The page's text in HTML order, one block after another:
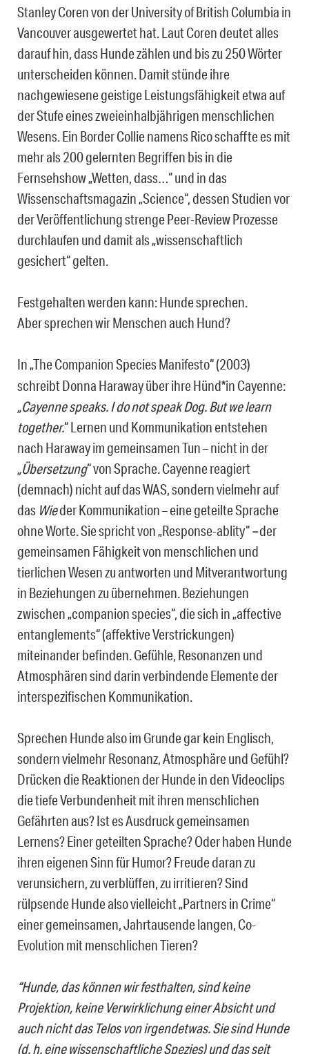
Stanley Coren von der University of British Columbia in
Vancouver ausgewertet hat. Laut Coren deutet alles
darauf hin, dass Hunde zählen und bis zu 250 Wörter
unterscheiden können. Damit stünde ihre
nachgewiesene geistige Leistungsfähigkeit etwa auf
der Stufe eines zweieinhalbjährigen menschlichen
Wesens. Ein Border Collie namens Rico schaffte es mit
mehr als 200 gelernten Begriffen bis in die
Fernsehshow „Wetten, dass…“ und in das
Wissenschaftsmagazin „Science“, dessen Studien vor
der Veröffentlichung strenge Peer-Review Prozesse
durchlaufen und damit als „wissenschaftlich
gesichert“ gelten.
Festgehalten werden kann: Hunde sprechen.
Aber sprechen wir Menschen auch Hund?
In„The Companion Species Manifesto“ (2003)
schreibt Donna Haraway über ihre Hünd*in Cayenne:
„Cayenne speaks. I do not speak Dog. But we learn
together.“ Lernen und Kommunikation entstehen
nach Haraway im gemeinsamen Tun – nicht in der
„Übersetzung“ von Sprache. Cayenne reagiert
(demnach) nicht auf das WAS, sondern vielmehr auf
das Wieder Kommunikation – eine geteilte Sprache
ohne Worte. Sie spricht von „Response-ablity“–der
gemeinsamen Fähigkeit von menschlichen und
tierlichen Wesen zu antworten und Mitverantwortung
in Beziehungen zu übernehmen. Beziehungen
zwischen „companion species“, die sich in „affective
entanglements“ (affektive Verstrickungen)
miteinander befinden. Gefühle, Resonanzen und
Atmosphären sind darin verbindende Elemente der
interspezifischen Kommunikation.
Sprechen Hunde also im Grunde gar kein Englisch,
sondern vielmehr Resonanz, Atmosphäre und Gefühl?
Drücken die Reaktionen der Hunde in den Videoclips
die tiefe Verbundenheit mit ihren menschlichen
Gefährten aus? Ist es Ausdruck gemeinsamen
Lernens? Einer geteilten Sprache? Oder haben Hunde
ihren eigenen Sinn für Humor? Freude daran zu
verunsichern, zu verblüffen, zu irritieren? Sind
rülpsende Hunde also vielleicht „Partners in Crime“
einer gemeinsamen, Jahrtausende langen, Co-
Evolution mit menschlichen Tieren?
“Hunde, das können wir festhalten, sind keine
Projektion, keine Verwirklichung einer Absicht und
auch nicht das Telos von irgendetwas. Sie sind Hunde
(d. h. eine wissenschaftliche Spezies) und das seit